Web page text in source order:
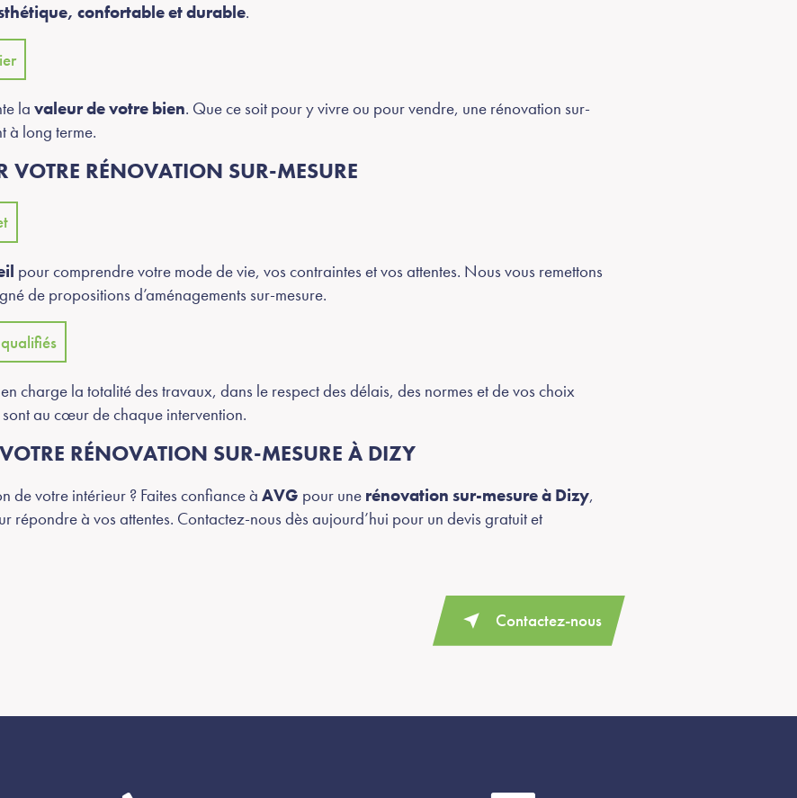
confortable et durable.
lavaleur de votre bien. Que ce soit pour y vivre ou pour vendre, une rénovation sur-
à long terme.
VOTRE RÉNOVATION SUR-MESURE
pour comprendre votre mode de vie, vos contraintes et vos attentes. Nous vous remettons
de propositions d’aménagements sur-mesure.
charge la totalité des travaux, dans le respect des délais, des normes et de vos choix
au cœur de chaque intervention.
RÉNOVATION SUR-MESURE À DIZY
de votre intérieur ? Faites confiance àAVG pour une rénovation sur-mesure à Dizy,
répondre à vos attentes. Contactez-nous dès aujourd’hui pour un devis gratuit et
Contactez-nous